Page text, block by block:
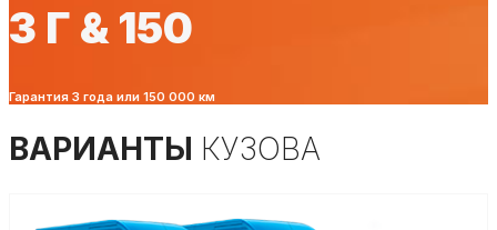
3 Г & 150
Гарантия 3 года или 150 000 км
ВАРИАНТЫ КУЗОВА